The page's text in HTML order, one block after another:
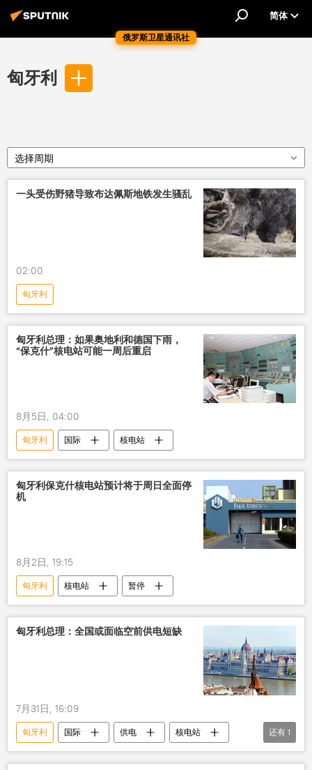
俄罗斯卫星通讯社
简体
匈牙利
选择周期
一头受伤野猪导致布达佩斯地铁发生骚乱
02:00
匈牙利
匈牙利总理：如果奥地利和德国下雨，
“保克什”核电站可能一周后重启
8月5日, 04:00
匈牙利 国际 核电站
匈牙利保克什核电站预计将于周日全面停
机
8月2日, 19:15
匈牙利 核电站 暂停
匈牙利总理：全国或面临空前供电短缺
7月31日, 16:09
匈牙利 国际 供电
核电站
天气
还有 1